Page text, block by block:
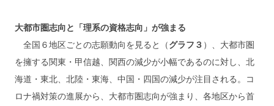
大都市圏志向と「理系の資格志向」が強まる
全国６地区ごとの志願動向を見ると（グラフ３ ）、大都市圏
を擁する関東・甲信越、関西の減少が小幅であるのに対し、北
海道・東北、北陸・東海、中国・四国の減少が注目される。コ
ロナ禍対策の進展から、大都市圏志向が強まり、各地区から首